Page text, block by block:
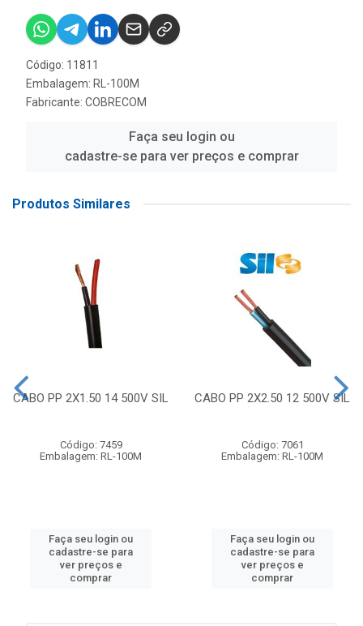
Código: 11811
Embalagem: RL-100M
Fabricante: COBRECOM
Faça seu login ou
cadastre-se para ver preços e comprar
Produtos Similares
CABO PP 2X1.50 14 500V SIL
Código: 7459
Embalagem: RL-100M
Faça seu login ou
cadastre-se para
ver preços e
comprar
CABO PP 2X2.50 12 500V SIL
Código: 7061
Embalagem: RL-100M
Faça seu login ou
cadastre-se para
ver preços e
comprar